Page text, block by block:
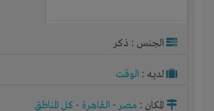
الجنس : ذكر
لديـه : الوقت
المكان : مصر- القاهرة - كل المناطق